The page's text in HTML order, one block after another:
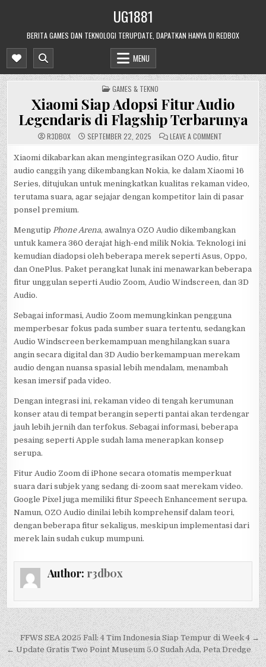
UG1881
BERITA GAMES DAN TEKNOLOGI TERUPDATE, DAPATKAN HANYA DI REDBOX
MENU
POSTED
IN
GAMES & TEKNO
Xiaomi Siap Adopsi Fitur Audio
Legendaris di Flagship Terbarunya
R3DB0X SEPTEMBER 22, 2025 LEAVE A COMMENT
ADOPSI
AUDIO
LEGENDARIS
DI
TERBARUNYA
Xiaomi dikabarkan akan mengintegrasikan OZO Audio, fitur
audio canggih yang dikembangkan Nokia, ke dalam Xiaomi 16
Series, ditujukan untuk meningkatkan kualitas rekaman video,
terutama suara, agar sejajar dengan kompetitor lain di pasar
ponsel premium.
MengutipPhone Arena, awalnya OZO Audio dikembangkan
untuk kamera 360 derajat high-end milik Nokia. Teknologi ini
kemudian diadopsi oleh beberapa merek seperti Asus, Oppo,
dan OnePlus. Paket perangkat lunak ini menawarkan beberapa
fitur unggulan seperti Audio Zoom, Audio Windscreen, dan 3D
Audio.
Sebagai informasi, Audio Zoom memungkinkan pengguna
memperbesar fokus pada sumber suara tertentu, sedangkan
Audio Windscreen berkemampuan menghilangkan suara
angin secara digital dan 3D Audio berkemampuan merekam
audio dengan nuansa spasial lebih mendalam, menambah
kesan imersif pada video.
Dengan integrasi ini, rekaman video di tengah kerumunan
konser atau di tempat berangin seperti pantai akan terdengar
jauh lebih jernih dan terfokus. Sebagai informasi, beberapa
pesaing seperti Apple sudah lama menerapkan konsep
serupa.
Fitur Audio Zoom di iPhone secara otomatis memperkuat
suara dari subjek yang sedang di-zoom saat merekam video.
Google Pixel juga memiliki fitur Speech Enhancement serupa.
Namun, OZO Audio dinilai lebih komprehensif dalam teori,
dengan beberapa fitur sekaligus, meskipun implementasi dari
merek lain sudah cukup mumpuni.
Author: r3db0x
Post
navigation
FFWS SEA 2025 Fall: 4 Tim Indonesia Siap Tempur di Week 4 →
← Update Gratis Two Point Museum 5.0 Sudah Ada, Peta Dredge